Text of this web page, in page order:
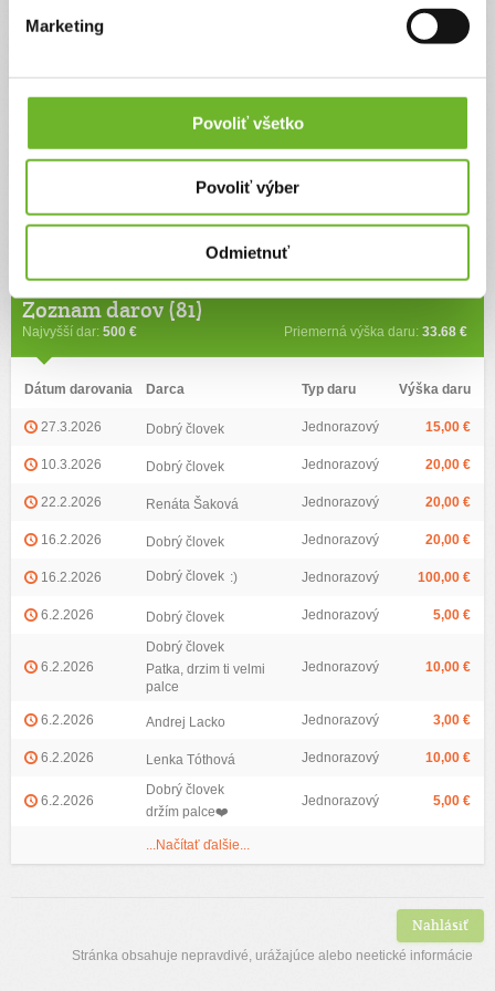
Marketing
Povoliť všetko
Povoliť výber
Odmietnuť
posilniť nôžky, zlepšiť stabilitu a naučiť sa niečo nové. Vďaka Vám raz
budem samostatná, sebavedomá silná žena. Ďakujem, že mi veríte a
Ďalšie informácie
Zoznam darov (81)
Najvyšší dar: 500 € Priemerná výška daru: 33.68 €
Dátum darovania Darca Typ daru Výška daru
27.3.2026 Dobrý človek Jednorazový 15,00 €
10.3.2026 Dobrý človek Jednorazový 20,00 €
22.2.2026 Renáta Šaková Jednorazový 20,00 €
16.2.2026 Dobrý človek Jednorazový 20,00 €
16.2.2026 Dobrý človek :) Jednorazový 100,00 €
6.2.2026 Dobrý človek Jednorazový 5,00 €
6.2.2026
Dobrý človek
Patka, drzim ti velmi
palce
Jednorazový 10,00 €
6.2.2026 Andrej Lacko Jednorazový 3,00 €
6.2.2026 Lenka Tóthová Jednorazový 10,00 €
6.2.2026
Dobrý človek
držím palce❤️
Jednorazový 5,00 €
...Načítať ďalšie...
Nahlásiť
Stránka obsahuje nepravdivé, urážajúce alebo neetické informácie